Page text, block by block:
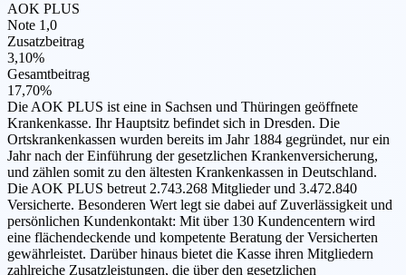
AOK PLUS
Note 1,0
Zusatzbeitrag
3,10%
Gesamtbeitrag
17,70%
Die AOK PLUS ist eine in Sachsen und Thüringen geöffnete
Krankenkasse. Ihr Hauptsitz befindet sich in Dresden. Die
Ortskrankenkassen wurden bereits im Jahr 1884 gegründet, nur ein
Jahr nach der Einführung der gesetzlichen Krankenversicherung,
und zählen somit zu den ältesten Krankenkassen in Deutschland.
Die AOK PLUS betreut 2.743.268 Mitglieder und 3.472.840
Versicherte. Besonderen Wert legt sie dabei auf Zuverlässigkeit und
persönlichen Kundenkontakt: Mit über 130 Kundencentern wird
eine flächendeckende und kompetente Beratung der Versicherten
gewährleistet. Darüber hinaus bietet die Kasse ihren Mitgliedern
zahlreiche Zusatzleistungen, die über den gesetzlichen